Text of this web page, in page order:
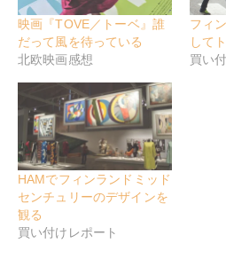
映画『TOVE／トーベ』誰
だって風を待っている
北欧映画感想
フィ
して
買い
HAMでフィンランドミッド
センチュリーのデザインを
観る
買い付けレポート